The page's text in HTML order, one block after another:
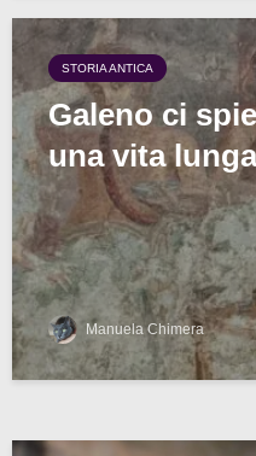
STORIA ANTICA
Galeno ci
una vita
Manuela Chimera